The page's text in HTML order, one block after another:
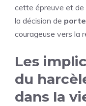
cette épreuve et de
la décision de
courageuse vers la
Les
du
dans la